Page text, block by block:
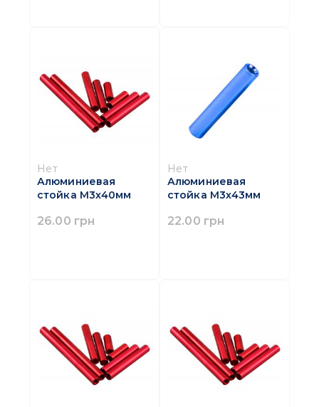
Нет
Алюминиевая
стойка M3х40мм
26.00 грн
Нет
Алюминиевая
стойка M3х43мм
22.00 грн